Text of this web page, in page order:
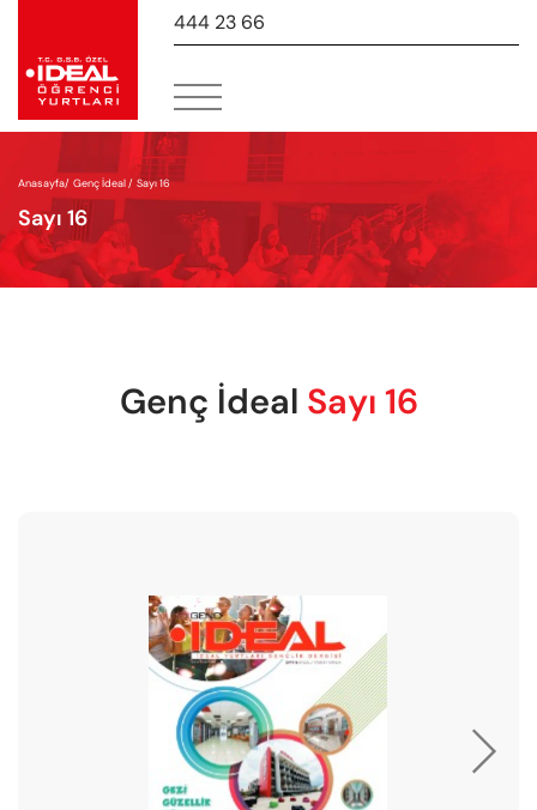
444 23 66
Anasayfa/ Genç İdeal / Sayı 16
Sayı 16
Genç İdeal Sayı 16